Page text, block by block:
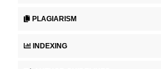
PLAGIARISM
INDEXING